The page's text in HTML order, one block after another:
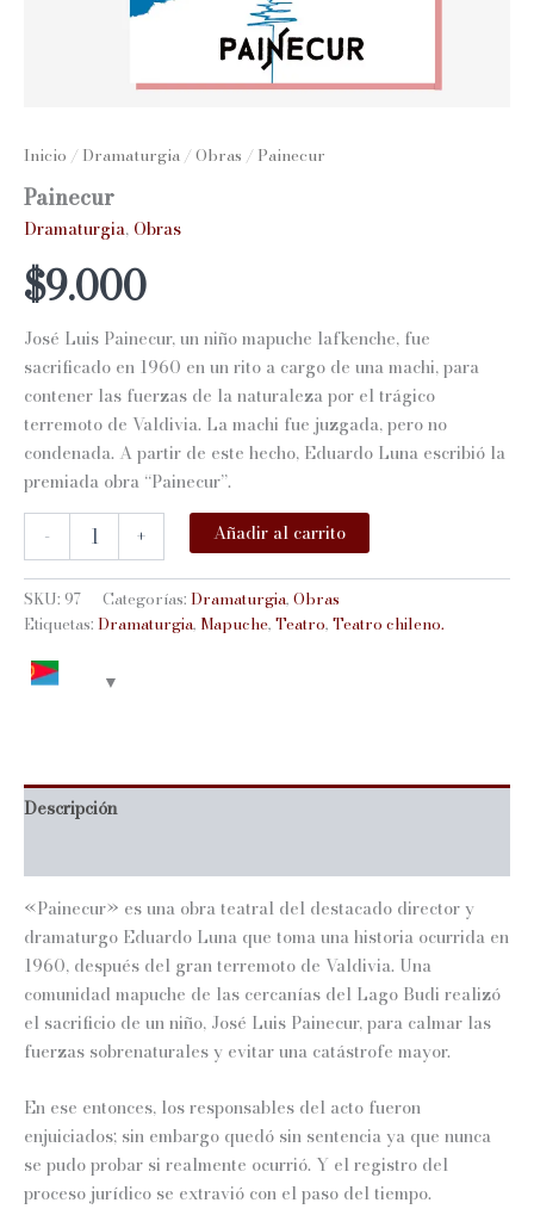
Inicio / Dramaturgia /Obras / Painecur
Painecur
Dramaturgia, Obras
$9.000
José Luis Painecur, un niño mapuche lafkenche, fue
sacrificado en 1960 en un rito a cargo de una machi, para
contener las fuerzas de la naturaleza por el trágico
terremoto de Valdivia. La machi fue juzgada, pero no
condenada. A partir de este hecho, Eduardo Luna escribió la
premiada obra “Painecur”.
-
Painecur
cantidad
+ Añadir al carrito
SKU: 97 Categorías: Dramaturgia, Obras
Etiquetas: Dramaturgia, Mapuche, Teatro, Teatro chileno.
Descripción
«Painecur» es una obra teatral del destacado director y
dramaturgo Eduardo Luna que toma una historia ocurrida en
1960, después del gran terremoto de Valdivia. Una
comunidad mapuche de las cercanías del Lago Budi realizó
el sacrificio de un niño, José Luis Painecur, para calmar las
fuerzas sobrenaturales y evitar una catástrofe mayor.
En ese entonces, los responsables del acto fueron
enjuiciados; sin embargo quedó sin sentencia ya que nunca
se pudo probar si realmente ocurrió. Y el registro del
proceso jurídico se extravió con el paso del tiempo.